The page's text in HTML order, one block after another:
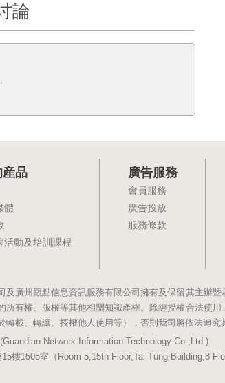
論
産品
體
活動及培訓課程
廣告服務
會員服務
廣告投放
服務條款
及廣州觀點信息資訊服務有限公司擁有及保留其主辦
所有權、版權等其他相關知識產權。除經授權合法使
載、轉讓、授權他人使用等），否則我司將依法追究
Network Information Technology Co.,Ltd.)
樓1505室（Room 5,15th Floor,Tai Tung Building,8